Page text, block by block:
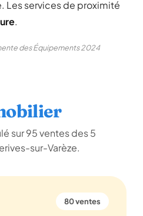
Les services de proximité
.
des Équipements 2024
sur 95 ventes des 5
sur-Varèze.
80 ventes